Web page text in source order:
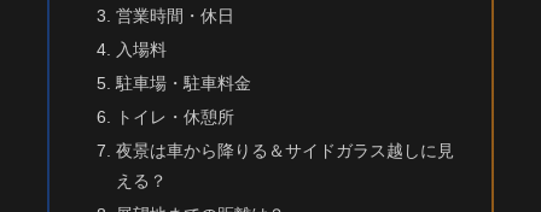
営業時間・休日
入場料
駐車場・駐車料金
トイレ・休憩所
夜景は車から降りる＆サイドガラス越しに見
える？